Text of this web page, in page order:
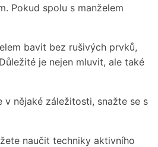
Pokud spolu s manželem
bavit bez rušivých prvků,
je nejen mluvit, ale také
v nějaké záležitosti, snažte se s
naučit techniky aktivního